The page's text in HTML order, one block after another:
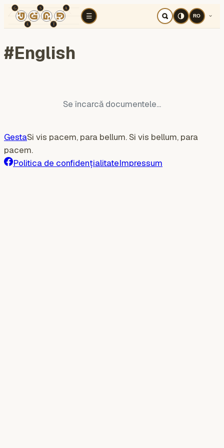
☰
TÉR Războiul cognitiv
RO
#English
Se încarcă documentele...
GestaSi vis pacem, para bellum. Si vis bellum, para
pacem.
Politica de confidențialitateImpressum